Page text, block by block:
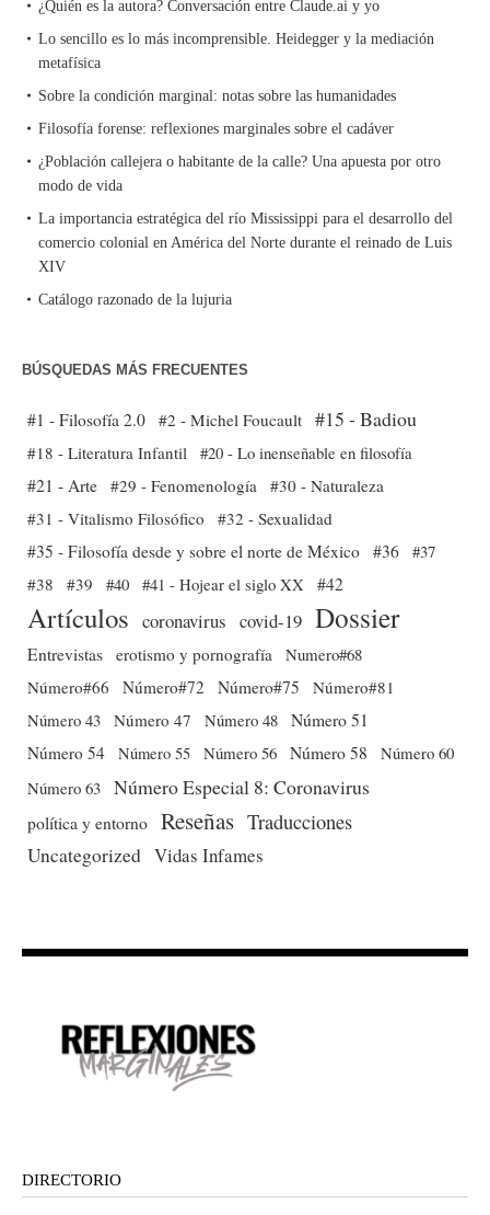
¿Quién es la autora? Conversación entre Claude.ai y yo
Lo sencillo es lo más incomprensible. Heidegger y la mediación
metafísica
Sobre la condición marginal: notas sobre las humanidades
Filosofía forense: reflexiones marginales sobre el cadáver
¿Población callejera o habitante de la calle? Una apuesta por otro
modo de vida
La importancia estratégica del río Mississippi para el desarrollo del
comercio colonial en América del Norte durante el reinado de Luis
XIV
Catálogo razonado de la lujuria
BÚSQUEDAS MÁS FRECUENTES
#1 - Filosofía 2.0 #2 - Michel Foucault #15 - Badiou
#18 - Literatura Infantil #20 - Lo inenseñable en filosofía
#21 - Arte #29 - Fenomenología
#30 - Naturaleza
#31 - Vitalismo Filosófico
#32 - Sexualidad
#35 - Filosofía desde y sobre el norte de México #36 #37
#38
#39 #40 #41 - Hojear el siglo XX #42
Artículos coronavirus covid-19 Dossier
Entrevistas erotismo y pornografía
Numero#68
Número#66
Número#72 Número#75
Número#81
Número 43 Número 47 Número 48 Número 51
Número 54 Número 55 Número 56 Número 58
Número 60
Número 63 Número Especial 8: Coronavirus
política y entorno Reseñas Traducciones
Uncategorized Vidas Infames
DIRECTORIO